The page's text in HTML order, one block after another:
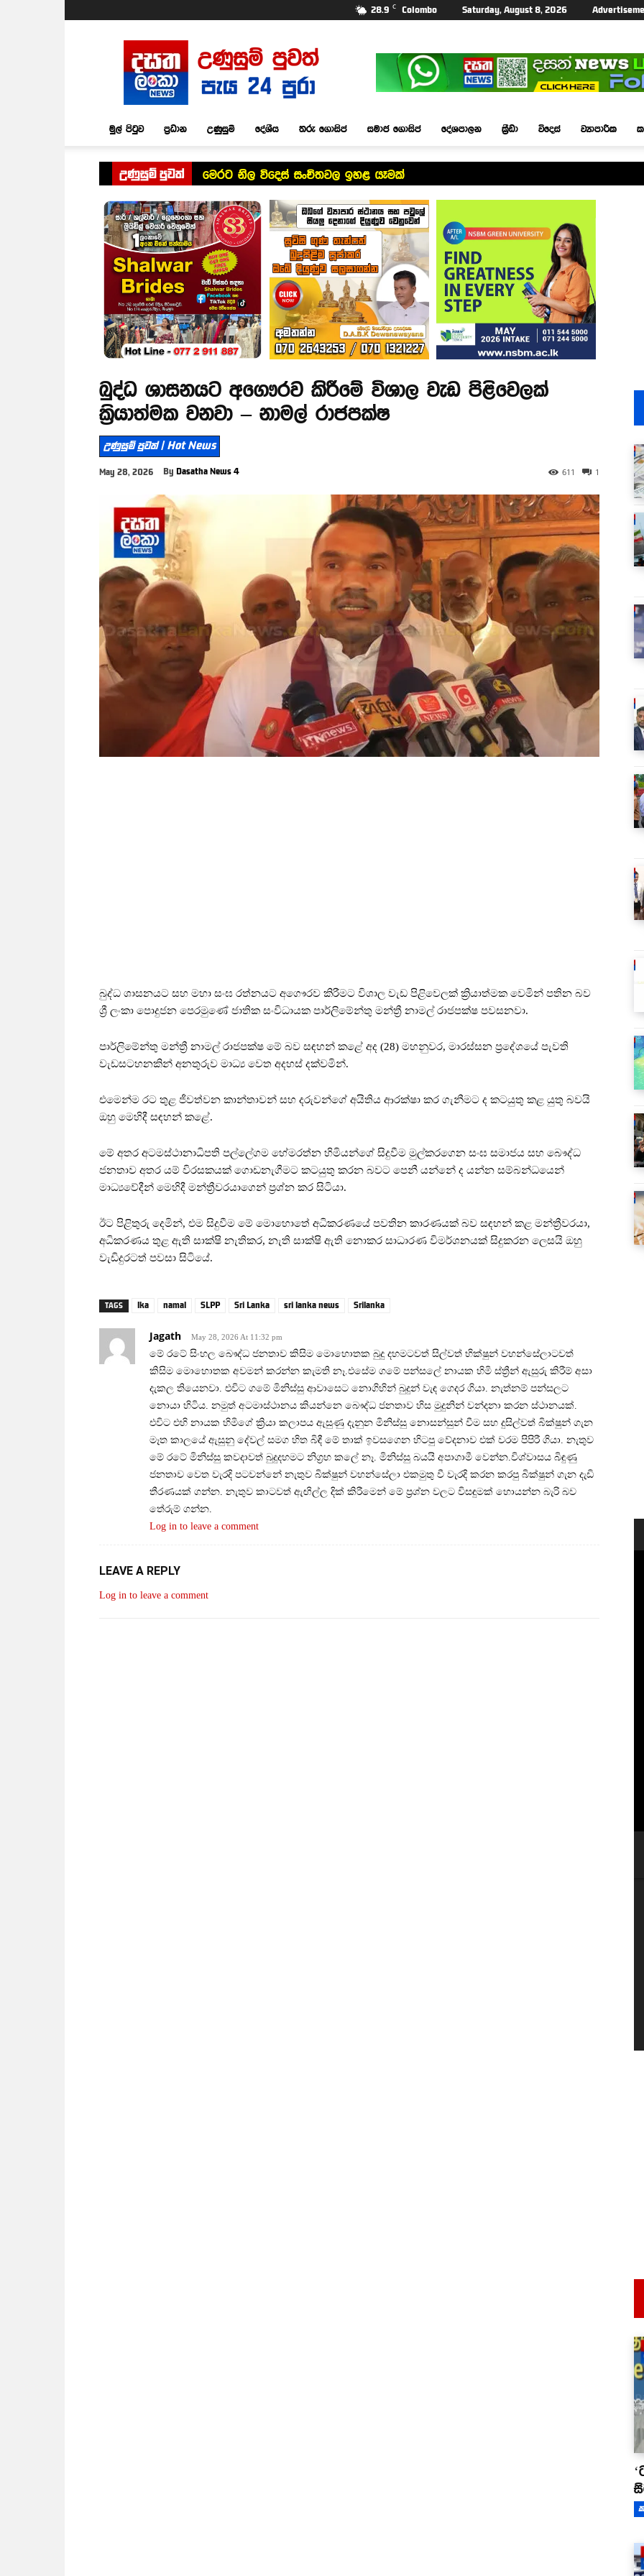
28.9 C Colombo Saturday, August 8, 2026
Dasatha
Lanka
News
මුල් පිටුව ප්‍රධාන උණුසුම් දේශීය තරු ගොසිප් සමාජ ගොසිප් දේශපාලන ක්‍රීඩා විදෙස් ව්‍යාපාරික
උණුසුම් පුවත් මෙරට නිල විදෙස් සංචිතවල ඉහළ යෑමක්
බුද්ධ ශාසනයට අගෞරව කිරීමේ විශාල වැඩ පිළිවෙලක්
ක්‍රියාත්මක වනවා – නාමල් රාජපක්ෂ
උණුසුම් පුවත් | Hot News
May 28, 2026 By Dasatha News 4 1
611
බුද්ධ ශාසනයට සහ මහා සංඝ රත්නයට අගෞරව කිරීමට විශාල වැඩ පිළිවෙලක් ක්‍රියාත්මක වෙමින් පතින බව
ශ්‍රී ලංකා පොදුජන පෙරමුණේ ජාතික සංවිධායක පාර්ලිමේන්තු මන්ත්‍රී නාමල් රාජපක්ෂ පවසනවා.
පාර්ලිමේන්තු මන්ත්‍රී නාමල් රාජපක්ෂ මේ බව සඳහන් කළේ අද (28) මහනුවර, මාරස්සන ප්‍රදේශයේ පැවති
වැඩසටහනකින් අනතුරුව මාධ්‍ය වෙත අදහස් දක්වමින්.
එමෙන්ම රට තුළ ජීවත්වන කාන්තාවන් සහ දරුවන්ගේ අයිතිය ආරක්ෂා කර ගැනීමට ද කටයුතු කළ යුතු බවයි
ඔහු මෙහිදී සඳහන් කළේ.
මේ අතර අටමස්ථානාධිපති පල්ලේගම හේමරත්න හිමියන්ගේ සිදුවීම මුල්කරගෙන සංඝ සමාජය සහ බෞද්ධ
ජනතාව අතර යම් විරසකයක් ගොඩනැගීමට කටයුතු කරන බවට පෙනී යන්නේ ද යන්න සම්බන්ධයෙන්
මාධ්‍යවේදීන් මෙහිදී මන්ත්‍රීවරයාගෙන් ප්‍රශ්න කර සිටියා.
ඊට පිළිතුරු දෙමින්, එම සිදුවීම මේ මොහොතේ අධිකරණයේ පවතින කාරණයක් බව සඳහන් කළ මන්ත්‍රීවරයා,
අධිකරණය තුළ ඇති සාක්ෂි නැතිකර, නැති සාක්ෂි ඇති නොකර සාධාරණ විමර්ශනයක් සිදුකරන ලෙසයි ඔහු
වැඩිදුරටත් පවසා සිටියේ.
TAGS lka namal SLPP Sri Lanka sri lanka news Srilanka
Jagath May 28, 2026 At 11:32 pm
මේ රටේ සිංහල බෞද්ධ ජනතාව කිසිම මොහොතක බුදු දහමටවත් සිල්වත් භික්ෂුන් වහන්සේලාටවත්
කිසිම මොහොතක අවමන් කරන්න කැමති නෑ.එසේම ගමේ පන්සලේ නායක හිමි ස්ත්‍රීන් ඇසුරු කිරීම් අසා
දැකල තියෙනවා. එවිට ගමේ මිනිස්සු ආවාසෙට නොගිහින් බුදුන් වැඳ ගෙදර ගියා. නැත්නම් පන්සලට
නොයා හිටිය. නමුත් අටමාස්ථානය කියන්නෙ බෞද්ධ ජනතාව හිස මුදුනින් වන්දනා කරන ස්ථානයක්‌.
එවිට එහි නායක හිමිගේ ක්‍රියා කලාපය ඇසුණු දැනුන මිනිස්සු නොසන්සුන් වීම සහ දුසිල්වත් බික්ෂුන් ගැන
මෑත කාලයේ ඇසුනු දේවල් සමග හිත බිඳී මේ තාක් ඉවසගෙන හිටපු වේදනාව එක් වරම පිපිරී ගියා. නැතුව
මේ රටේ මිනිස්සු කවදාවත් බුදුදහමට නිග්‍රහ කලේ නෑ. මිනිස්සු බයයි අපාගාමී වෙන්න.විශ්වාසය බිඳුණු
ජනතාව වෙත වැරදි පටවන්නේ නැතුව බික්ෂුන් වහන්සේලා එකමුතු වී වැරදි කරන කරපු බික්ෂුන් ගැන දැඩි
තීරණයක්‌ ගන්න. නැතුව කාටවත් ඇඟිල්ල දික් කිරීමෙන් මේ ප්‍රශ්න වලට විසඳුමක් හොයන්න බැරි බව
තේරුම් ගන්න.
Log in to leave a comment
LEAVE A REPLY
Log in to leave a comment